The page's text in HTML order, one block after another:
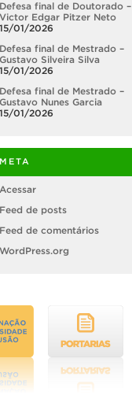
Defesa final de Doutorado –
Victor Edgar Pitzer Neto
15/01/2026
Defesa final de Mestrado –
Gustavo Silveira Silva
15/01/2026
Defesa final de Mestrado –
Gustavo Nunes Garcia
15/01/2026
META
Acessar
Feed de posts
Feed de comentários
WordPress.org